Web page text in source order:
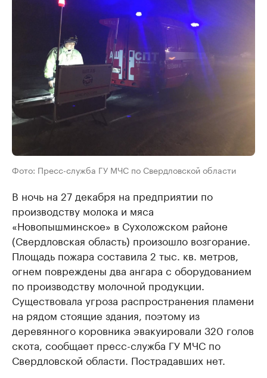
Фото: Пресс-служба ГУ МЧС по Свердловской области
В ночь на 27 декабря на предприятии по
производству молока и мяса
«Новопышминское» в Сухоложском районе
(Свердловская область) произошло возгорание.
Площадь пожара составила 2 тыс. кв. метров,
огнем повреждены два ангара с оборудованием
по производству молочной продукции.
Существовала угроза распространения пламени
на рядом стоящие здания, поэтому из
деревянного коровника эвакуировали 320 голов
скота, сообщает пресс-служба ГУ МЧС по
Свердловской области. Пострадавших нет.